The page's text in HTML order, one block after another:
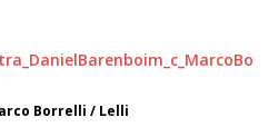
Borrelli / Lelli